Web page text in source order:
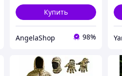
Купить
AngelaShop 98%